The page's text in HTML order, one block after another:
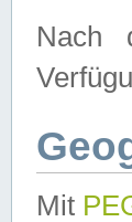
Nach
Mit